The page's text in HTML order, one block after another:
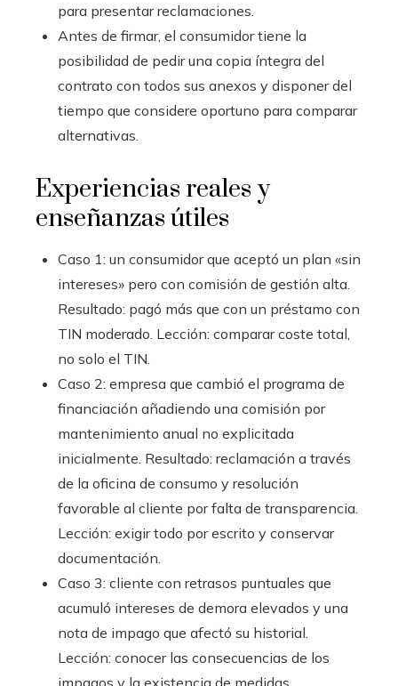
para presentar reclamaciones.
Antes de firmar, el consumidor tiene la
posibilidad de pedir una copia íntegra del
contrato con todos sus anexos y disponer del
tiempo que considere oportuno para comparar
alternativas.
Experiencias reales y
enseñanzas útiles
Caso 1: un consumidor que aceptó un plan «sin
intereses» pero con comisión de gestión alta.
Resultado: pagó más que con un préstamo con
TIN moderado. Lección: comparar coste total,
no solo el TIN.
Caso 2: empresa que cambió el programa de
financiación añadiendo una comisión por
mantenimiento anual no explicitada
inicialmente. Resultado: reclamación a través
de la oficina de consumo y resolución
favorable al cliente por falta de transparencia.
Lección: exigir todo por escrito y conservar
documentación.
Caso 3: cliente con retrasos puntuales que
acumuló intereses de demora elevados y una
nota de impago que afectó su historial.
Lección: conocer las consecuencias de los
impagos y la existencia de medidas